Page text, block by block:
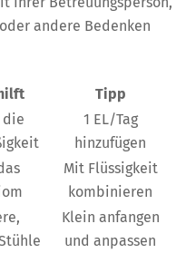
andere Bedenken
Tipp
die
1 EL/Tag
hinzufügen
Mit Flüssigkeit
kombinieren
Klein anfangen
und anpassen